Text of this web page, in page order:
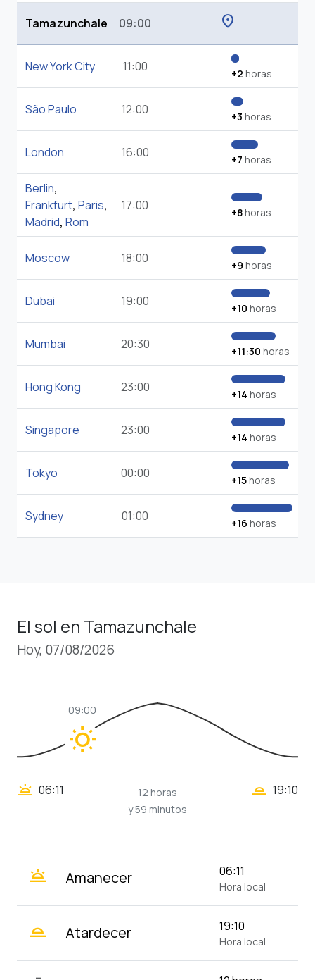
Tamazunchale 09:00 location_on
New York City 11:00 +2 horas
São Paulo 12:00 +3 horas
London 16:00 +7 horas
Berlin,
Frankfurt, Paris,
Madrid, Rom
17:00 +8horas
Moscow 18:00 +9 horas
Dubai 19:00 +10 horas
Mumbai 20:30 +11:30 horas
Hong Kong 23:00 +14 horas
Singapore 23:00 +14 horas
Tokyo 00:00 +15horas
Sydney 01:00 +16 horas
El sol en Tamazunchale
Hoy, 07/08/2026
wb_sunny
09:00
wb_twilight 06:11
12 horas
y 59 minutos
wb_twilight_2 19:10
wb_twilight Amanecer 06:11
Hora local
wb_twilight_2 Atardecer 19:10
Hora local